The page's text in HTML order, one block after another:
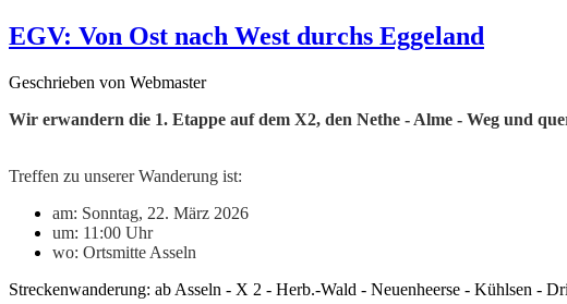
EGV: Von Ost nach West durchs Eggeland
Geschrieben von Webmaster
Wir erwandern die 1. Etappe auf dem X2, den Nethe - Alme - Weg und
Treffen zu unserer Wanderung ist:
am: Sonntag, 22. März 2026
um: 11:00 Uhr
wo: Ortsmitte Asseln
Streckenwanderung: ab Asseln - X 2 - Herb.-Wald - Neuenheerse - Kühlsen -